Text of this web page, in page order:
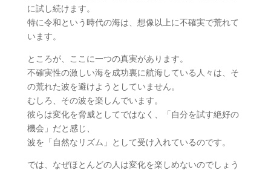
に試し続けます。
特に令和という時代の海は、想像以上に不確実で荒れて
います。
ところが、ここに一つの真実があります。
不確実性の激しい海を成功裏に航海している人々は、そ
の荒れた波を避けようとしていません。
むしろ、その波を楽しんでいます。
彼らは変化を脅威としてではなく、「自分を試す絶好の
機会」だと感じ、
波を「自然なリズム」として受け入れているのです。
では、なぜほとんどの人は変化を楽しめないのでしょう